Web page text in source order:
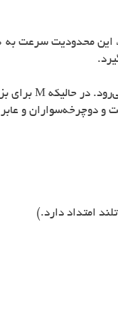
در حالیکه M برای
دوچرخه‌سواران و